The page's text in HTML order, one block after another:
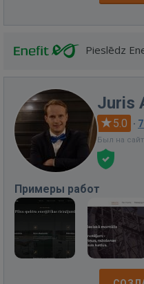
Pieslēdz
Juris
5.0 ·
Был на
Примеры работ